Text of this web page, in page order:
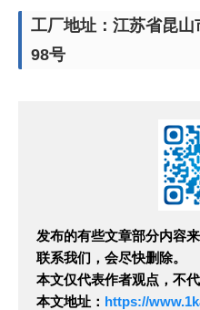
工厂地址：江苏省昆
98号
发布的有些文章部分内容
联系我们，会尽快删除。
本文仅代表作者观点，不代
本文地址： https://